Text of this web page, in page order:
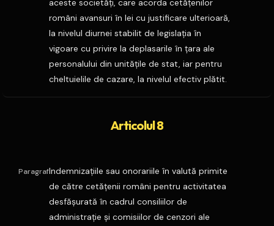
aceste societăţi, care acorda cetăţenilor
români avansuri în lei cu justificare ulterioară,
la nivelul diurnei stabilit de legislaţia în
vigoare cu privire la deplasarile în ţara ale
personalului din unităţile de stat, iar pentru
cheltuielile de cazare, la nivelul efectiv plătit.
Articolul 8
ParagrafIndemnizaţiile sau onorariile în valută primite
de către cetăţenii români pentru activitatea
desfăşurată în cadrul consiliilor de
administraţie şi comisiilor de cenzori ale